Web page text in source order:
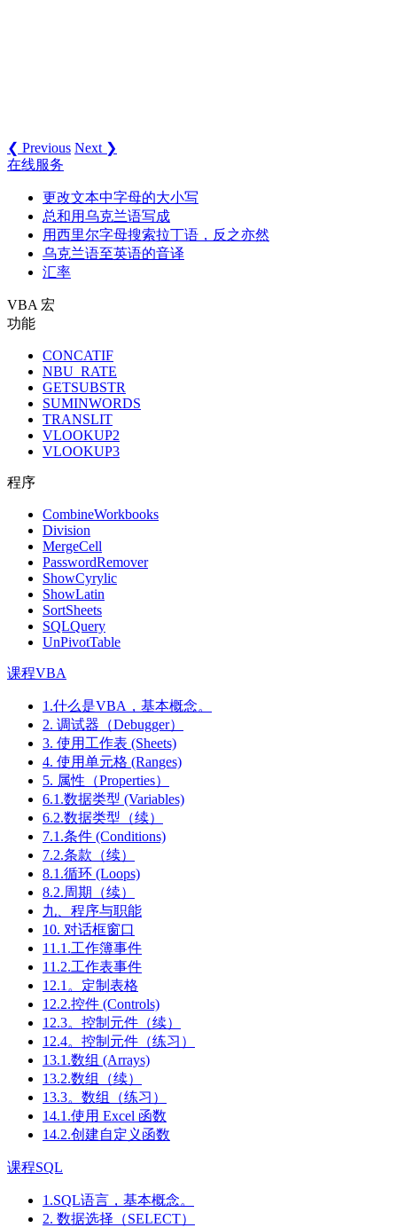
❮ Previous Next ❯
在线服务
更改文本中字母的大小写
总和用乌克兰语写成
用西里尔字母搜索拉丁语，反之亦然
乌克兰语至英语的音译
汇率
VBA 宏
功能
CONCATIF
NBU_RATE
GETSUBSTR
SUMINWORDS
TRANSLIT
VLOOKUP2
VLOOKUP3
程序
CombineWorkbooks
Division
MergeCell
PasswordRemover
ShowCyrylic
ShowLatin
SortSheets
SQLQuery
UnPivotTable
课程VBA
1.什么是VBA，基本概念。
2. 调试器（Debugger）
3. 使用工作表 (Sheets)
4. 使用单元格 (Ranges)
5. 属性（Properties）
6.1.数据类型 (Variables)
6.2.数据类型（续）
7.1.条件 (Conditions)
7.2.条款（续）
8.1.循环 (Loops)
8.2.周期（续）
九、程序与职能
10. 对话框窗口
11.1.工作簿事件
11.2.工作表事件
12.1。定制表格
12.2.控件 (Controls)
12.3。控制元件（续）
12.4。控制元件（练习）
13.1.数组 (Arrays)
13.2.数组（续）
13.3。数组（练习）
14.1.使用 Excel 函数
14.2.创建自定义函数
课程SQL
1.SQL语言，基本概念。
2. 数据选择（SELECT）